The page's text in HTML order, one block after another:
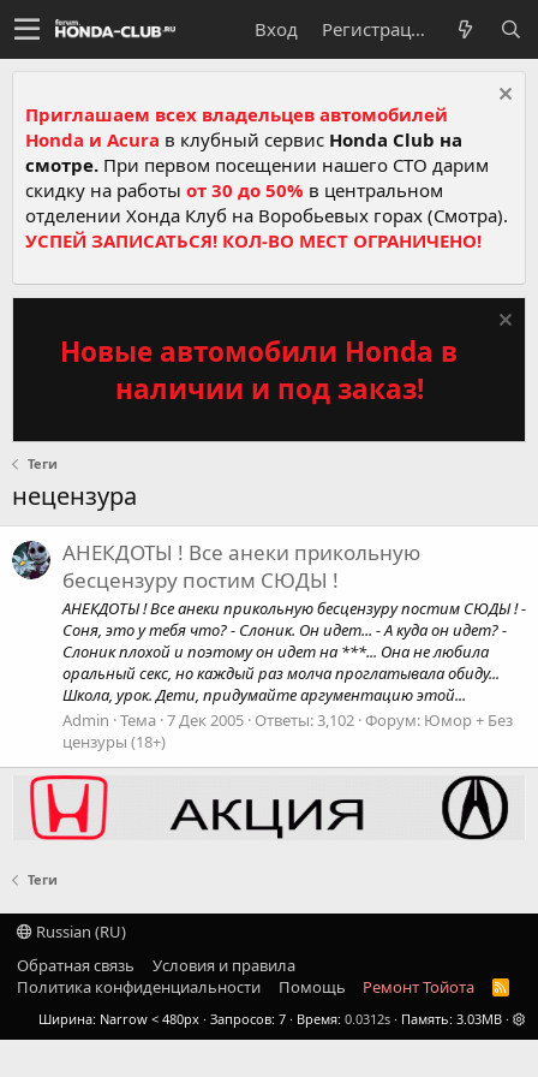
Вход Регистрация
Приглашаем всех владельцев автомобилей
Honda и Acura в клубный сервис Honda Club на
смотре. При первом посещении нашего СТО дарим
скидку на работы от 30 до 50% в центральном
отделении Хонда Клуб на Воробьевых горах (Смотра).
УСПЕЙ ЗАПИСАТЬСЯ! КОЛ-ВО МЕСТ ОГРАНИЧЕНО!
Новые автомобили Honda в
наличии и под заказ!
Теги
нецензура
АНЕКДОТЫ ! Все анеки прикольную
бесцензуру постим СЮДЫ !
АНЕКДОТЫ ! Все анеки прикольную бесцензуру постим СЮДЫ ! -
Соня, это у тебя что? - Слоник. Он идет... - А куда он идет? -
Слоник плохой и поэтому он идет на ***... Она не любила
оральный секс, но каждый раз молча проглатывала обиду...
Школа, урок. Дети, придумайте аргументацию этой...
Admin Тема 7 Дек 2005 Ответы: 3,102 Форум: Юмор + Без
цензуры (18+)
Теги
Russian (RU)
Обратная связь
Условия и правила
Политика конфиденциальности
Помощь Ремонт Тойота
R
S
S
Ширина Запросов 7 Время 0.0312s Память 3.03MB